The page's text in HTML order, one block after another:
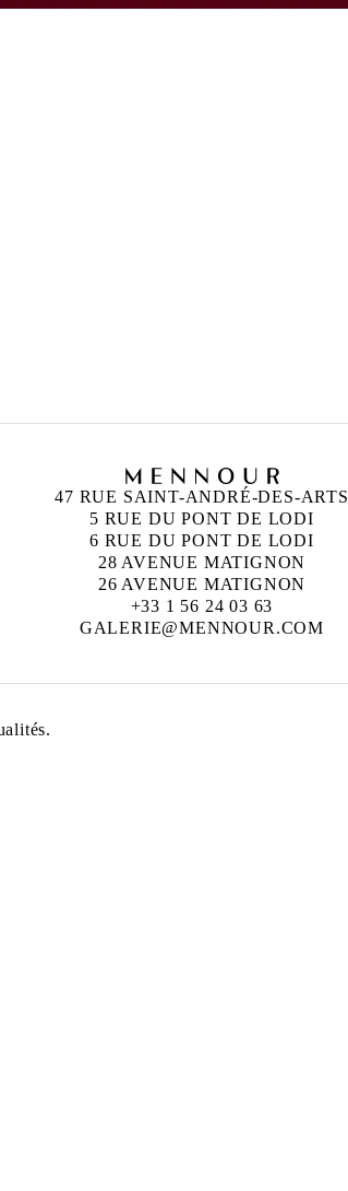
47 RUE SAINT-ANDRÉ-DES-ARTS
5 RUE DU PONT DE LODI
6 RUE DU PONT DE LODI
28 AVENUE MATIGNON
26 AVENUE MATIGNON
+33 1 56 24 03 63
GALERIE@MENNOUR.COM